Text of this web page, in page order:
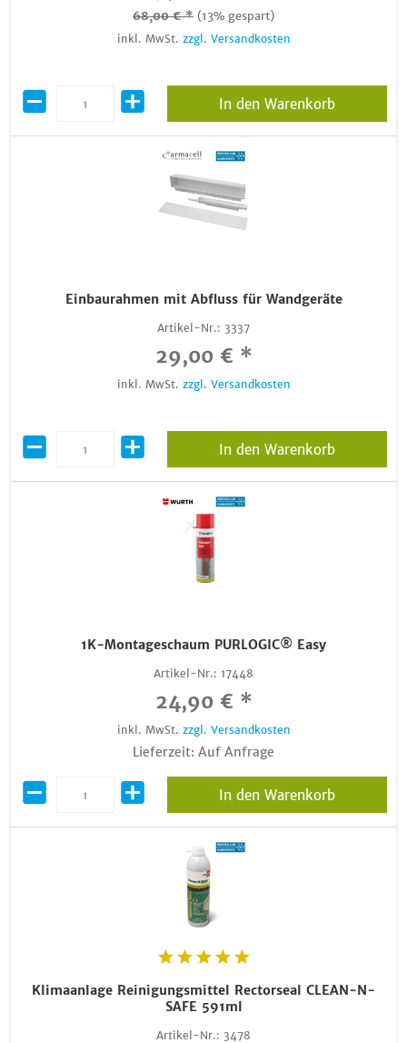
68,00 € * (13% gespart)
inkl. MwSt. zzgl. Versandkosten
In den Warenkorb
Einbaurahmen mit Abfluss für Wandgeräte
Artikel-Nr.: 3337
29,00 € *
inkl. MwSt. zzgl. Versandkosten
In den Warenkorb
1K-Montageschaum PURLOGIC® Easy
Artikel-Nr.: 17448
24,90 € *
inkl. MwSt. zzgl. Versandkosten
Lieferzeit: Auf Anfrage
In den Warenkorb
Klimaanlage Reinigungsmittel Rectorseal CLEAN-N-
SAFE 591ml
Artikel-Nr.: 3478